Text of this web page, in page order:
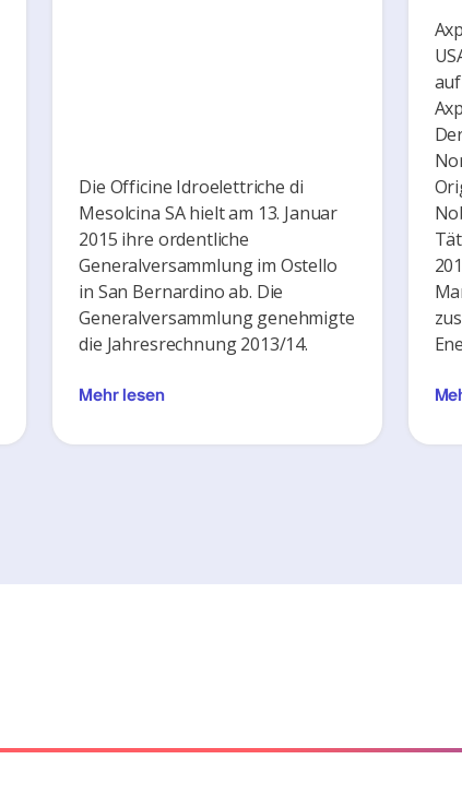
Die Officine Idroelettriche di
Mesolcina SA hielt am 13. Januar
2015 ihre ordentliche
Generalversammlung im Ostello
in San Bernardino ab. Die
Generalversammlung genehmigte
die Jahresrechnung 2013/14.
Mehr lesen